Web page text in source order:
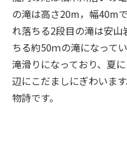
の滝は高さ20m，幅40m
れ落ちる2段目の滝は安
ちる約50ｍの滝になって
滝滑りになっており、夏
辺にこだましにぎわいま
物詩です。